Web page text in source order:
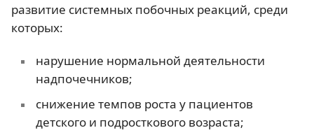
развитие системных побочных реакций, среди
которых:
нарушение нормальной деятельности
надпочечников;
снижение темпов роста у пациентов
детского и подросткового возраста;